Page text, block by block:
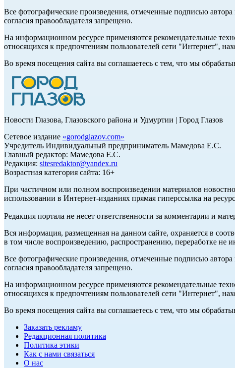
Все фотографические произведения, отмеченные подписью автора
согласия правообладателя запрещено.
На информационном ресурсе применяются рекомендательные
относящихся к предпочтениям пользователей сети "Интернет",
Во время посещения сайта вы соглашаетесь с тем, что мы
Новости Глазова, Глазовского района и Удмуртии | Город Глазов
Сетевое издание «gorodglazov.com»
Учредитель Индивидуальный предприниматель Мамедова Е.С.
Главный редактор: Мамедова Е.С.
Редакция: sitesredaktor@yandex.ru
Возрастная категория сайта: 16+
При частичном или полном воспроизведении материалов
использовании в Интернет-изданиях прямая гиперссылка на
Редакция портала не несет ответственности за комментарии и
Вся информация, размещенная на данном сайте, охраняется в
в том числе воспроизведению, распространению, переработке не
Все фотографические произведения, отмеченные подписью автора
согласия правообладателя запрещено.
На информационном ресурсе применяются рекомендательные
относящихся к предпочтениям пользователей сети "Интернет",
Во время посещения сайта вы соглашаетесь с тем, что мы
Заказать рекламу
Редакционная политика
Политика этики
Как с нами связаться
О нас